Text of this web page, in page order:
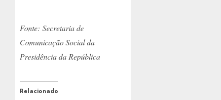
Fonte: Secretaria de
Comunicação Social da
Presidência da República
Relacionado